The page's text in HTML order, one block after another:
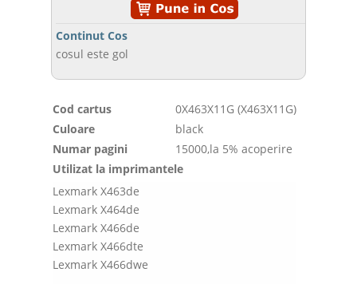
Continut Cos
cosul este gol
Cod cartus
0X463X11G (X463X11G)
Culoare
black
Numar pagini
15000,la 5% acoperire
Utilizat la imprimantele
Lexmark X463de
Lexmark X464de
Lexmark X466de
Lexmark X466dte
Lexmark X466dwe